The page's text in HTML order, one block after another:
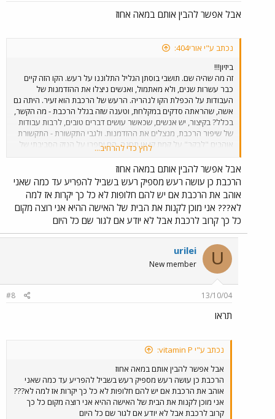
אבל אפשר להבין אותם במאה אחוז
נכתב ע"י אורי404:
ביזיון!!!
זה מה שהיה שם. תושבי בוסתן הגליל התלוננו על רעש. הקו הזה קיים
כבר עשרות שנים, ולא מאתמול, ואנשים ניצלו את ההזדמנות של
העבודות על הכפלת הקו לנהריה. הרעש של הרכבת הוא זעיר. היתה גם
אשה, שהראתה סדקים במקלחת, וטענה שזה בגלל הרכבת - מה הקשר,
בכלל? בקיצור, יש אנשים, שכאשר עושים דברים טובים, לרבות עבודות
של שיפור הרכבת, מנצלים את ההזדמנות. ולגבי התקשורת - התקשורת
אוהבים "לבקר" על קמת קו או תחנה. הם יספרו על הנזק הסביבתי של
הקו. אבל, כשהקו המוכן, הם עושים כתבות חגיגיות על "הקו הנוח וכ'ו" -
צביעות לשמה. דרך אגב, שאלה למי שראה, היה שם כלי צהוב ענקי,
שנוסע לבד, מה זה?
לחץ כדי להרחיב...
אבל אפשר להבין אותם במאה אחוז
הרכבת כן עושה רעש מספיק רעש בשביל להפריע עד כמה שאני
אוהב את הרכבת אם יש להם חלופות לא כל כך יקרות אז למה
לא??? אני מוכן לקנות את הבית של האישה ההיא אני רוצה מקום
כל כך קרוב לרכבת אבל לא יודע אם לגור שם כל היום
U
urilei
New member
13/10/04
#8
תראו
נכתב ע"י vitamin P:
אבל אפשר להבין אותם במאה אחוז
הרכבת כן עושה רעש מספיק רעש בשביל להפריע עד כמה שאני
אוהב את הרכבת אם יש להם חלופות לא כל כך יקרות אז למה לא???
אני מוכן לקנות את הבית של האישה ההיא אני רוצה מקום כל כך
קרוב לרכבת אבל לא יודע אם לגור שם כל היום